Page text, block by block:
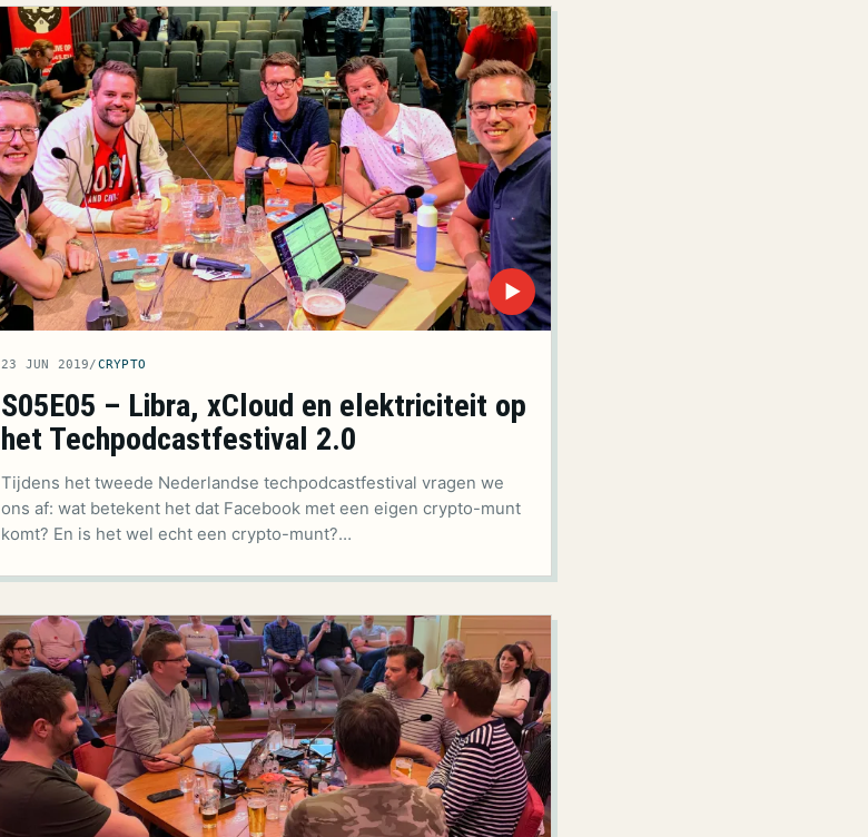
▶
23 JUN 2019/CRYPTO
S05E05 – Libra, xCloud en elektriciteit op
het Techpodcastfestival 2.0
Tijdens het tweede Nederlandse techpodcastfestival vragen we
ons af: wat betekent het dat Facebook met een eigen crypto-munt
komt? En is het wel echt een crypto-munt?…